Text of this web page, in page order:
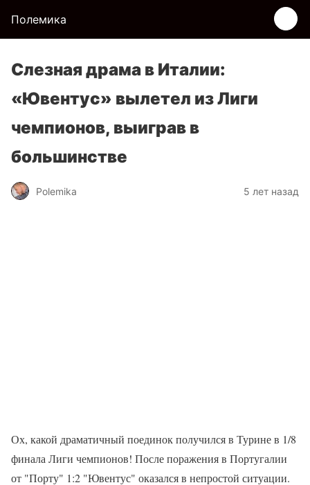
Полемика
Слезная драма в Италии:
«Ювентус» вылетел из Лиги
чемпионов, выиграв в
большинстве
Polemika 5 лет назад
Ох, какой драматичный поединок получился в Турине в 1/8
финала Лиги чемпионов! После поражения в Португалии
от "Порту" 1:2 "Ювентус" оказался в непростой ситуации.